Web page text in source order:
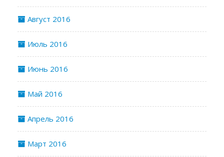
Август 2016
Июль 2016
Июнь 2016
Май 2016
Апрель 2016
Март 2016